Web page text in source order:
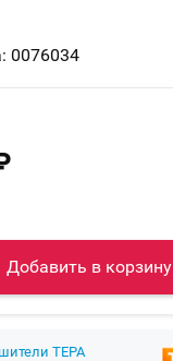
0076034
Добавить в корзину
ТЕРА